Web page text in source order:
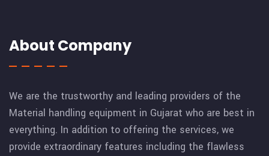
About Company
We are the trustworthy and leading providers of the
Material handling equipment in Gujarat who are best in
everything. In addition to offering the services, we
provide extraordinary features including the flawless